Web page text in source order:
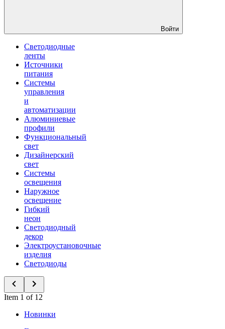
Войти
Светодиодные
ленты
Источники
питания
Системы
управления
и
автоматизации
Алюминиевые
профили
Функциональный
свет
Дизайнерский
свет
Системы
освещения
Наружное
освещение
Гибкий
неон
Светодиодный
декор
Электроустановочные
изделия
Светодиоды
Item 1 of 12
Новинки